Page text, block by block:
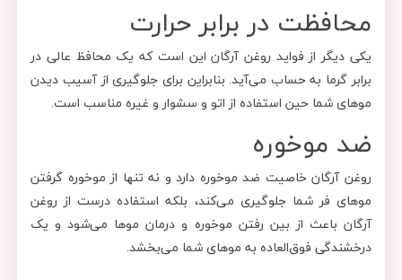
محافظت در برابر حرارت
یکی دیگر از فواید روغن آرگان این است که یک محافظ عالی در
برابر گرما به حساب می‌آید. بنابراین برای جلوگیری از آسیب دیدن
موهای شما حین استفاده از اتو و سشوار و غیره مناسب است.
ضد موخوره
روغن آرگان خاصیت ضد موخوره دارد و نه تنها از موخوره گرفتن
موهای فر شما جلوگیری می‌کند، بلکه استفاده درست از روغن
آرگان باعث از بین رفتن موخوره و درمان موها می‌شود و یک
درخشندگی فوق‌العاده به موهای شما می‌بخشد.